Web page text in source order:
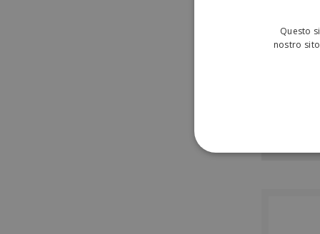
Questo
nostro
STRETTAMENTE